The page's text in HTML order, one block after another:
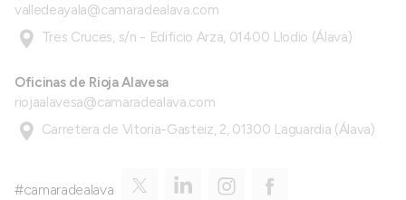
valledeayala@camaradealava.com
Tres Cruces, s/n - Edificio Arza, 01400 Llodio (Álava)
Oficinas de Rioja Alavesa
riojaalavesa@camaradealava.com
Carretera de Vitoria-Gasteiz, 2, 01300 Laguardia (Álava)
#camaradealava